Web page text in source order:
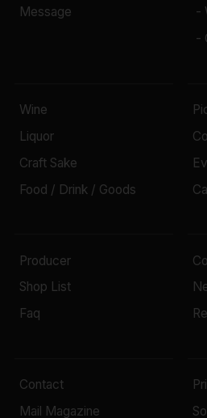
Message
-
-
Wine
Liquor
Craft Sake
Food / Drink / Goods
Producer
Shop List
Faq
Contact
Mail Magazine